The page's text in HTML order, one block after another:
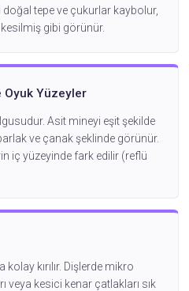
tepe ve çukurlar kaybolur,
gibi görünür.
Oyuk Yüzeyler
Asit mineyi eşit şekilde
ve çanak şeklinde görünür.
iç yüzeyinde fark edilir (reflü
kolay kırılır. Dişlerde mikro
veya kesici kenar çatlakları sık